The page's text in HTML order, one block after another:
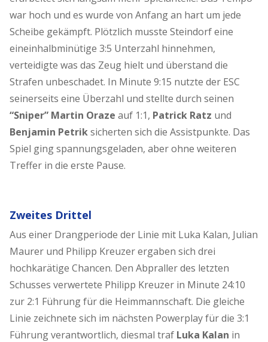
war hoch und es wurde von Anfang an hart um jede
Scheibe gekämpft. Plötzlich musste Steindorf eine
eineinhalbminütige 3:5 Unterzahl hinnehmen,
verteidigte was das Zeug hielt und überstand die
Strafen unbeschadet. In Minute 9:15 nutzte der ESC
seinerseits eine Überzahl und stellte durch seinen
“Sniper” Martin Oraze auf 1:1, Patrick Ratz und
Benjamin Petriksicherten sich die Assistpunkte. Das
Spiel ging spannungsgeladen, aber ohne weiteren
Treffer in die erste Pause.
Zweites Drittel
Aus einer Drangperiode der Linie mit Luka Kalan, Julian
Maurer und Philipp Kreuzer ergaben sich drei
hochkarätige Chancen. Den Abpraller des letzten
Schusses verwertete Philipp Kreuzer in Minute 24:10
zur 2:1 Führung für die Heimmannschaft. Die gleiche
Linie zeichnete sich im nächsten Powerplay für die 3:1
Führung verantwortlich, diesmal traf Luka Kalan in